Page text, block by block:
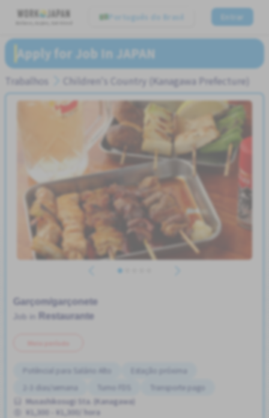
Português do Brasil Entrar
Apply for Job In JAPAN
Trabalhos Children's Country (Kanagawa Prefecture)
Garçom/garçonete
Restaurante
Potêncial para Salário Alto
2-3 dias/semana
Transporte pago
Musashikosugi Sta. (Kanagawa)
¥1,300 - ¥1,300/ hora